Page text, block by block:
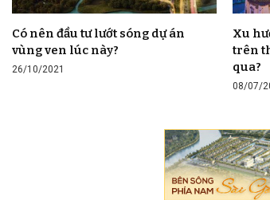
Có nên đầu tư lướt sóng dự án
vùng ven lúc này?
26/10/2021
Xu
trên
qua?
08/07/